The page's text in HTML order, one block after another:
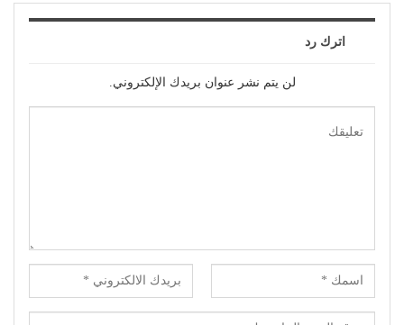
اترك رد
لن يتم نشر عنوان بريدك الإلكتروني.